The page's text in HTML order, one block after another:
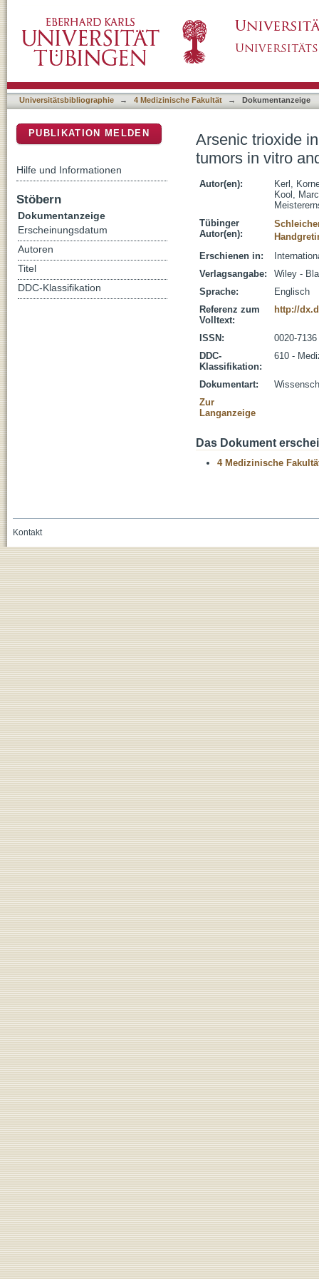
targeting overexpressed Gli1
Universitätsbibliographie → 4 Medizinische Fakultät → Dokumentanzeige
Arsenic trioxide
tumors in vitro
Autor(en):
Kerl,
Kool,
Tübinger
Autor(en):
Erschienen in:
Verlagsangabe:
Wiley -
Sprache:
Englisch
Referenz zum
Volltext:
http://
ISSN:
0020-7136
DDC-
Klassifikation:
610 -
Dokumentart:
Zur
Langanzeige
Das Dokument
4 Medizinische
PUBLIKATION MELDEN
Hilfe und Informationen
Stöbern
Dokumentanzeige
Erscheinungsdatum
Autoren
Titel
DDC-Klassifikation
Kontakt